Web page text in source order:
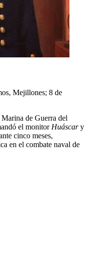
Mejillones; 8 de
de Guerra del
el monitor Huáscary
cinco meses,
en el combate naval de